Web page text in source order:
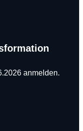
anmelden.